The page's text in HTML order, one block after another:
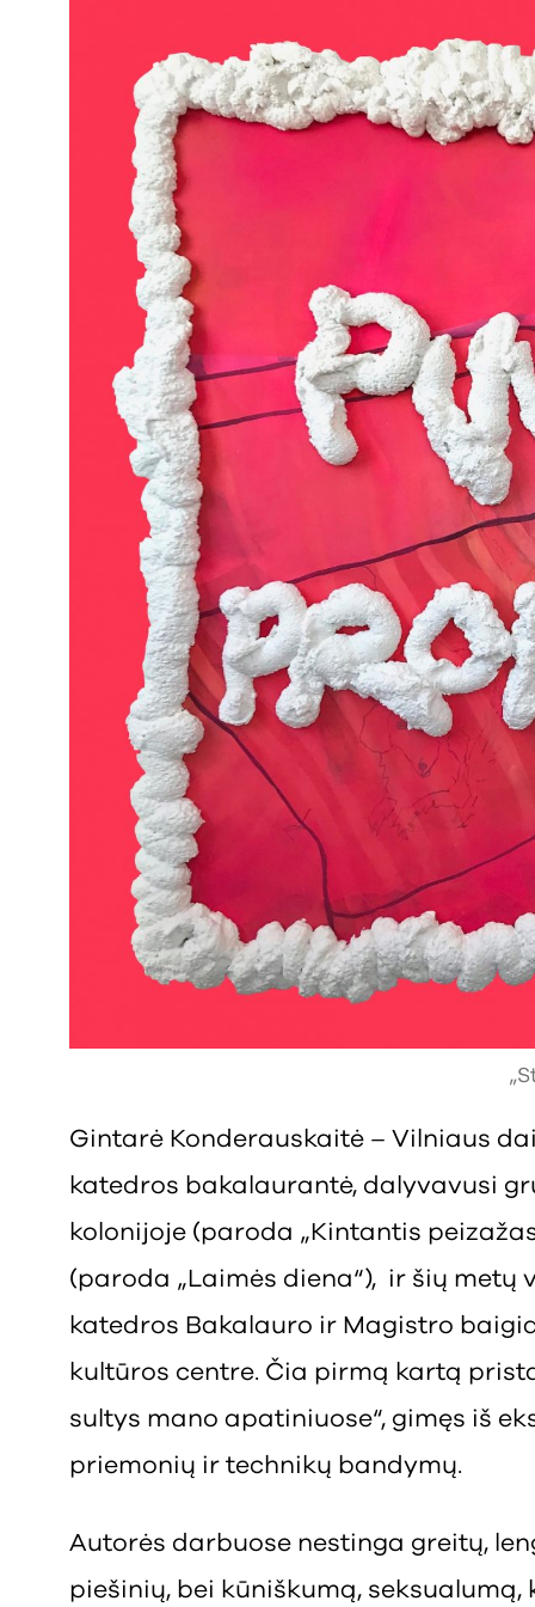
Gintarė Konderauskaitė – Vilniaus
katedros bakalaurantė, dalyvavusi
kolonijoje (paroda „Kintantis
(paroda „Laimės diena“), ir šių
katedros Bakalauro ir Magistro
kultūros centre. Čia pirmą kartą
sultys mano apatiniuose“, gimęs iš
priemonių ir technikų bandymų.
Autorės darbuose nestinga greitų,
piešinių, bei kūniškumą,